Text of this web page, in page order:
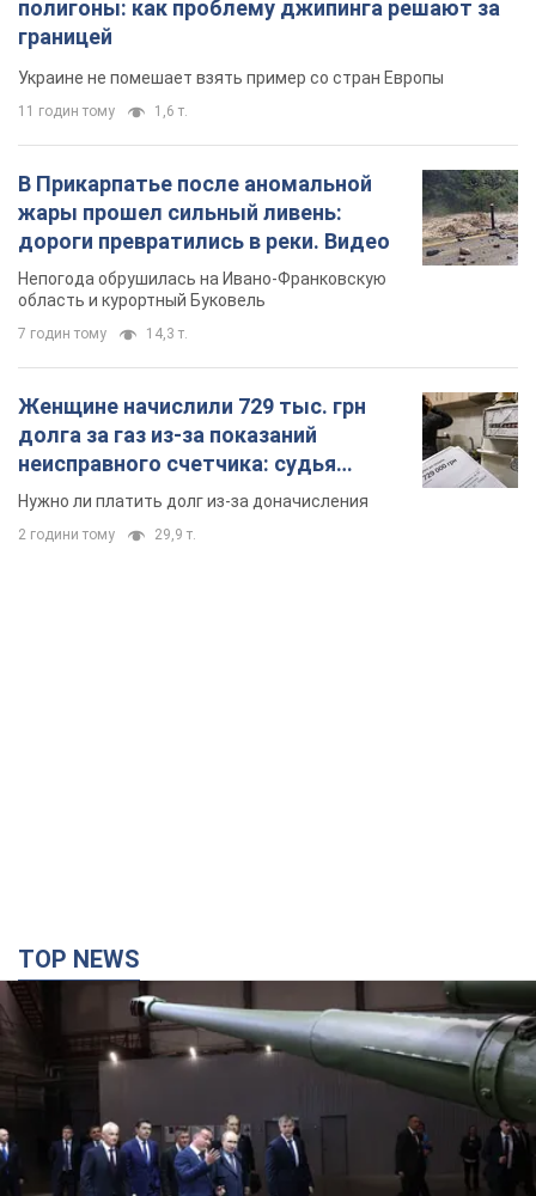
14,3 т.
Женщине начислили 729 тыс. грн
долга за газ из-за показаний
неисправного счетчика: судья
вынес неожиданное решение
Нужно ли платить долг из-за доначисления
2 години тому 29,9 т.
Кремль получил "окно возможностей", а Трамп
остался почти без ракет: как быть Украине?
Интервью с Мельником
Мнение о том, что у России закончатся баллистические
ракеты, крайне опасно, подчеркнул эксперт
Украина заключила соглашения о ежемесячной